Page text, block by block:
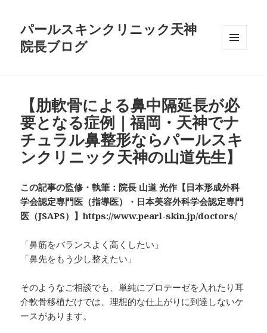
パールスキンクリニック天神
院長ブログ
【肋軟骨による鼻中隔延長が必
要となる症例｜福岡・天神でナ
チュラル鼻整形ならパールスキ
ンクリニック天神の山道先生】
この記事の監修・執筆：院長 山道 光作【日本形成外科
学会認定専門医（指導医）・日本美容外科学会認定専門
医（JSAPS）】https://www.pearl-skin.jp/doctors/
「鼻筋をバランスよく高くしたい」
「鼻先をもう少し整えたい」
そのようなご相談でも、単純にプロテーゼを入れたり耳
介軟骨移植だけでは、理想的な仕上がりに到達しないケ
ースがあります。